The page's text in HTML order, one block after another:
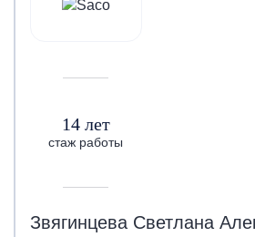
14 лет
стаж работы
Звягинцева Светлана